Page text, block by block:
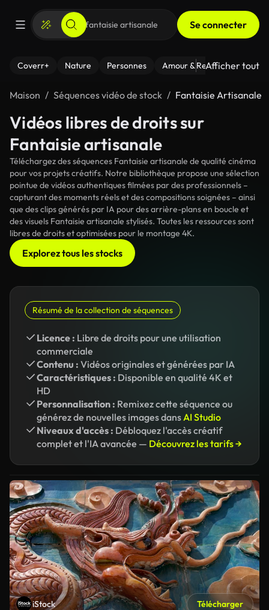
Se connecter
Coverr+ Nature Personnes Amour & Relations Le
Afficher tout
Maison Séquences vidéo de stock Fantaisie Artisanale
Vidéos libres de droits sur
Fantaisie artisanale
Téléchargez des séquences Fantaisie artisanale de qualité cinéma
pour vos projets créatifs. Notre bibliothèque propose une sélection
pointue de vidéos authentiques filmées par des professionnels –
capturant des moments réels et des compositions soignées – ainsi
que des clips générés par IA pour des arrière-plans en boucle et
des visuels Fantaisie artisanale stylisés. Toutes les ressources sont
libres de droits et optimisées pour le montage 4K.
Explorez tous les stocks
Résumé de la collection de séquences
Licence : Libre de droits pour une utilisation
commerciale
Contenu : Vidéos originales et générées par IA
Caractéristiques : Disponible en qualité 4K et
HD
Personnalisation : Remixez cette séquence ou
générez de nouvelles images dansAI Studio
Niveaux d'accès : Débloquez l'accès créatif
complet et l'IA avancée — Découvrez les tarifs →
iStock Télécharger